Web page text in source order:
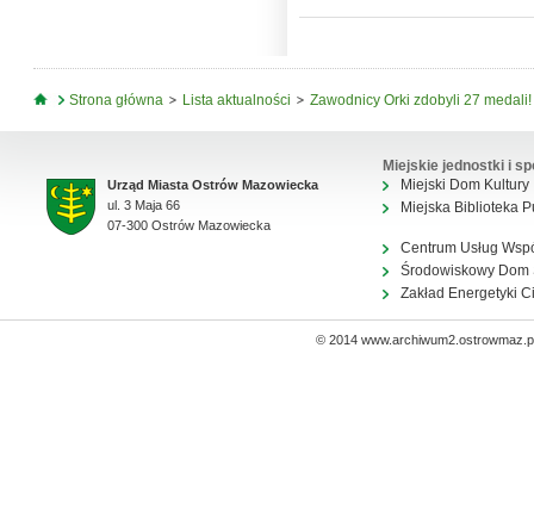
Jesteś tutaj
Strona główna Lista aktualności Zawodnicy Orki zdobyli 27 medali!
Urząd Miasta Ostrów Mazowiecka
ul. 3 Maja 66
07-300 Ostrów Mazowiecka
Miejskie jednostki i
Miejski Dom Kultury
Miejska Biblioteka
Centrum Usług
Środowiskowy Dom
Zakład Energetyki
© 2014